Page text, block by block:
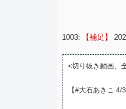
1003: 【補足】
<切り抜き動画、
【#大石あきこ 4/